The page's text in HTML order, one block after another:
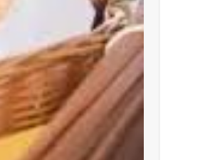
أخبار لبنان مقدمات نشرات